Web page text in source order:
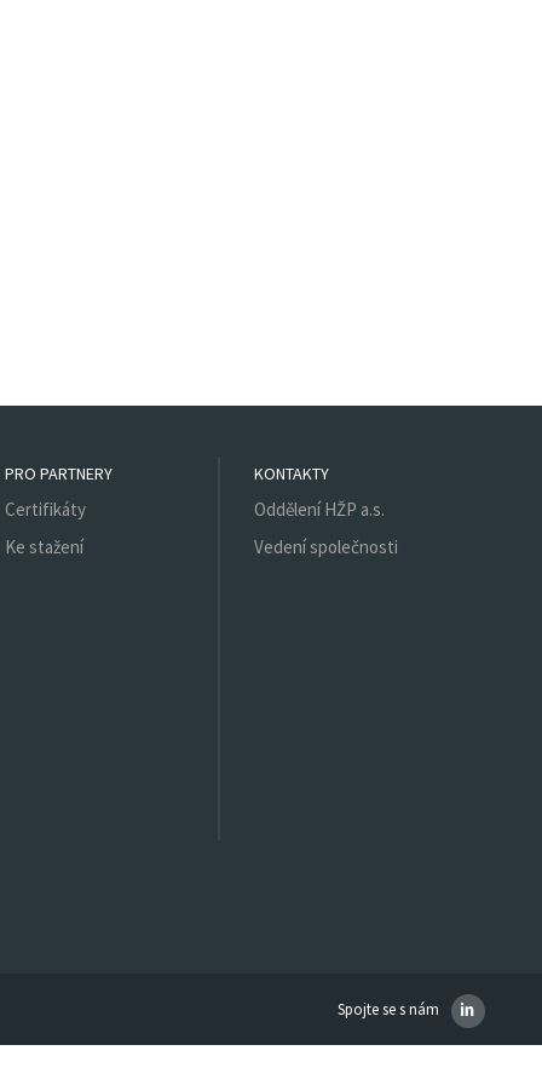
PRO PARTNERY
Certifikáty
Ke stažení
KONTAKTY
Oddělení HŽP a.s.
Vedení společnosti
Spojte se s nám